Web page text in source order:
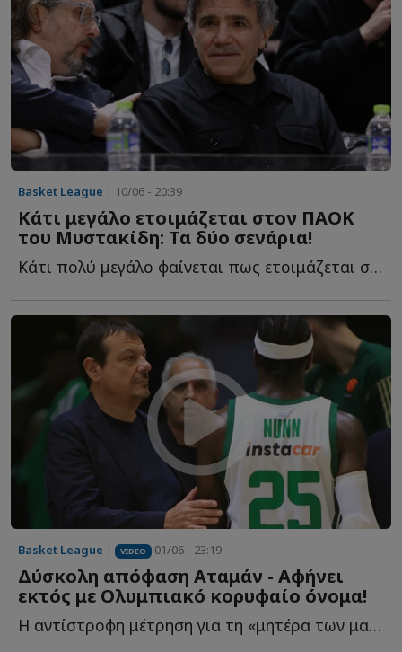
Basket League | 10/06 - 20:39
Κάτι μεγάλο ετοιμάζεται στον ΠΑΟΚ
του Μυστακίδη: Τα δύο σενάρια!
Κάτι πολύ μεγάλο φαίνεται πως ετοιμάζεται στον ΠΑΟΚ τ...
Basket League | VIDEO 01/06 - 23:19
Δύσκολη απόφαση Αταμάν - Αφήνει
εκτός με Ολυμπιακό κορυφαίο όνομα!
Η αντίστροφη μέτρηση για τη «μητέρα των μαχών» έχει ξ...